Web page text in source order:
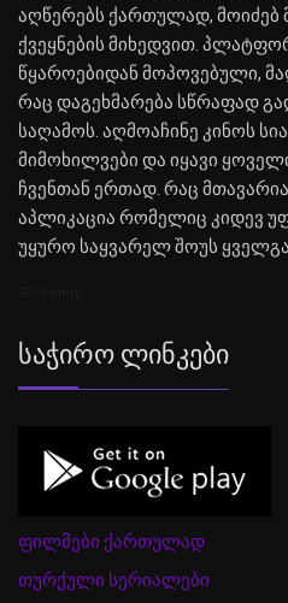
აღწერებს ქართულად, მოიძებ
ქვეყნების მიხედვით.
წყაროებიდან მოპოვებული,
რაც დაგეხმარება სწრაფად
საღამოს. აღმოაჩინე კინოს
მიმოხილვები და იყავი
ჩვენთან ერთად. რაც მთავარია
აპლიკაცია რომელიც კიდევ
უყურო საყვარელ შოუს
Საჭირო Ლინკები
ფილმები ქართულად
თურქული სერიალები